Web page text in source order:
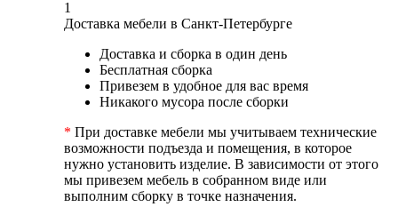
1
Доставка мебели в Санкт-Петербурге
Доставка и сборка в один день
Бесплатная сборка
Привезем в удобное для вас время
Никакого мусора после сборки
* При доставке мебели мы учитываем технические
возможности подъезда и помещения, в которое
нужно установить изделие. В зависимости от этого
мы привезем мебель в собранном виде или
выполним сборку в точке назначения.